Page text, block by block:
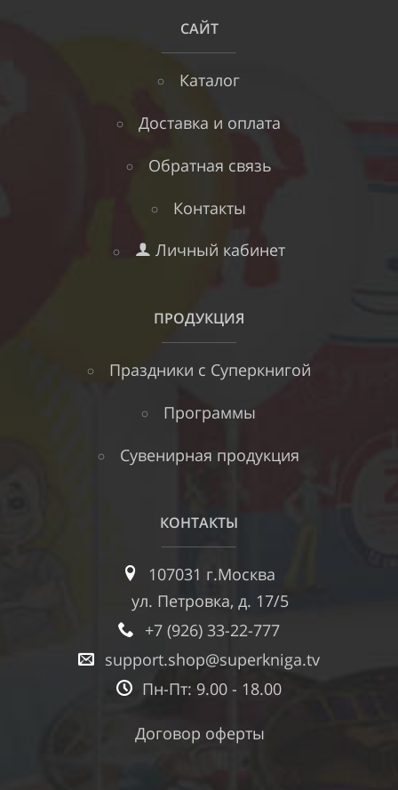
САЙТ
Каталог
Доставка и оплата
Обратная связь
Контакты
Личный кабинет
ПРОДУКЦИЯ
Праздники с Суперкнигой
Программы
Сувенирная продукция
КОНТАКТЫ
107031 г.Москва
ул. Петровка, д. 17/5
+7 (926) 33-22-777
support.shop@superkniga.tv
Пн-Пт: 9.00 - 18.00
Договор оферты